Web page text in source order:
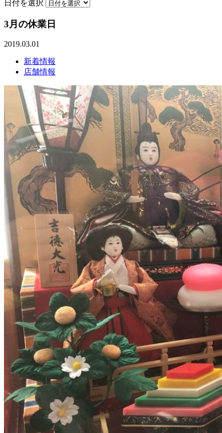
日付を選択
3月の休業日
2019.03.01
新着情報
店舗情報